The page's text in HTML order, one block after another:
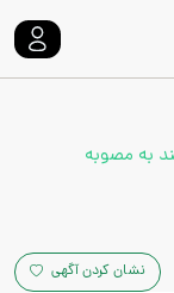
به مصوبه
نشان کردن آگهی